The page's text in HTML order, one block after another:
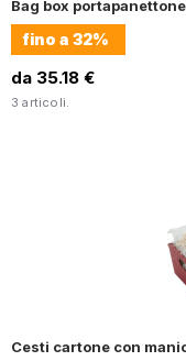
Bag box
fino a 32%
da 35.18 €
3 articoli.
Cesti cartone con